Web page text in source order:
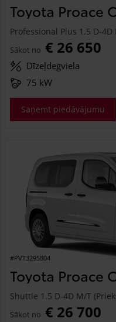
Toyota Proace
Professional Plus 1.5 D-
Sākot no € 26 650
Dīzeļdegviela
75 kW
Saņemt piedāvājumu
#PVT3295804
Toyota Proace
Shuttle 1.5 D-4D M/T
Sākot no € 26 700